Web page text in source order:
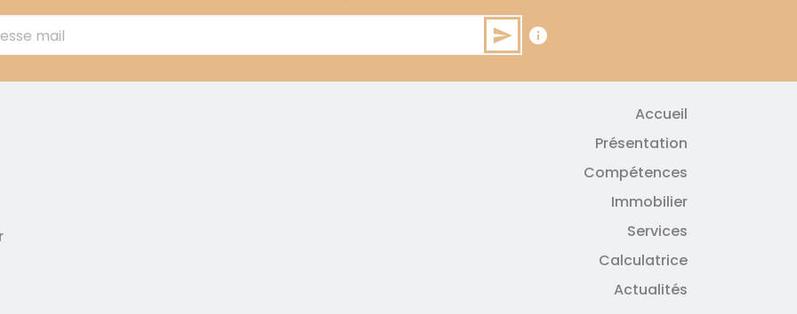
info
mail send
Accueil
Présentation
Compétences
Immobilier
Services
Calculatrice
Actualités